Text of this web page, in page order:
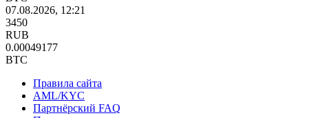
07.08.2026, 12:21
3450
RUB
0.00049177
BTC
Правила сайта
AML/KYC
Партнёрский FAQ